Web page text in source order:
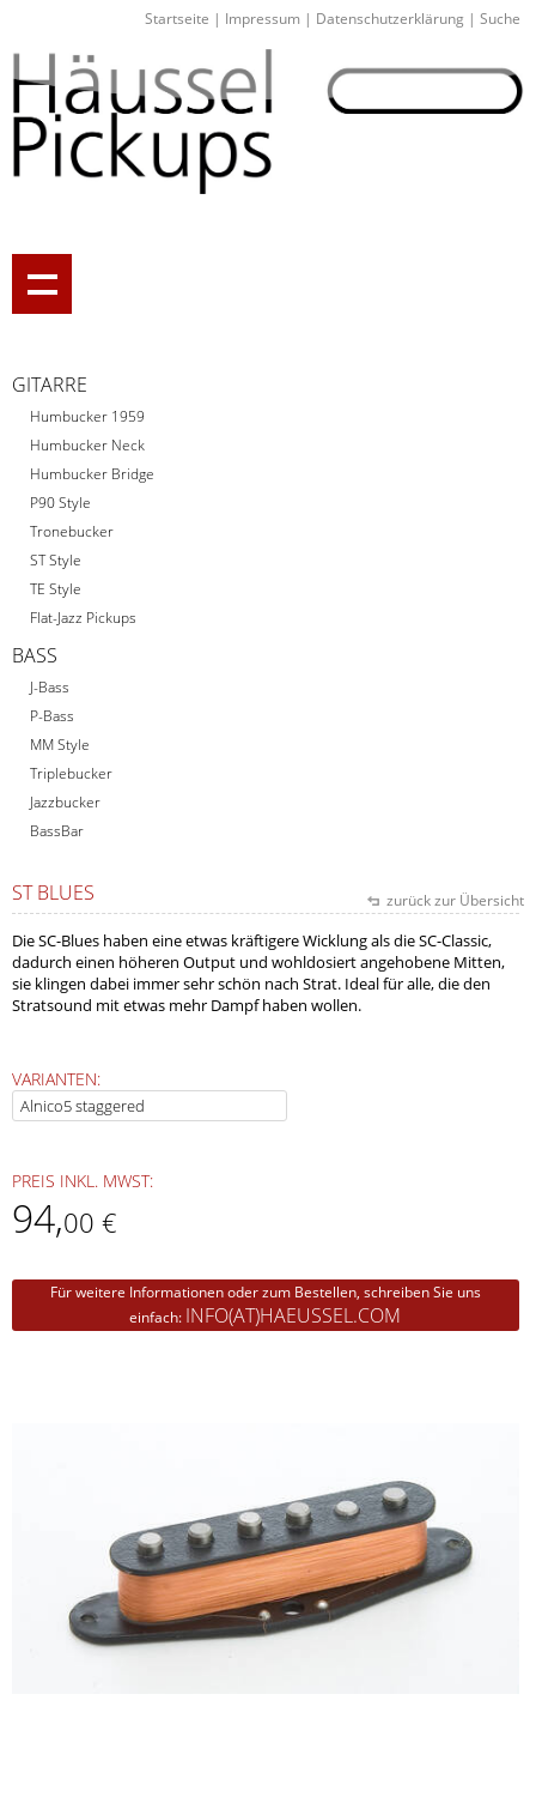
Startseite | Impressum | Datenschutzerklärung | Suche
GITARRE
Humbucker 1959
Humbucker Neck
Humbucker Bridge
P90 Style
Tronebucker
ST Style
TE Style
Flat-Jazz Pickups
BASS
J-Bass
P-Bass
MM Style
Triplebucker
Jazzbucker
BassBar
ST BLUES zurück zur Übersicht
Die SC-Blues haben eine etwas kräftigere Wicklung als die SC-Classic,
dadurch einen höheren Output und wohldosiert angehobene Mitten,
sie klingen dabei immer sehr schön nach Strat. Ideal für alle, die den
Stratsound mit etwas mehr Dampf haben wollen.
VARIANTEN:
PREIS INKL. MWST:
94,00 €
Für weitere Informationen oder zum Bestellen, schreiben Sie uns
einfach: INFO(AT)HAEUSSEL.COM